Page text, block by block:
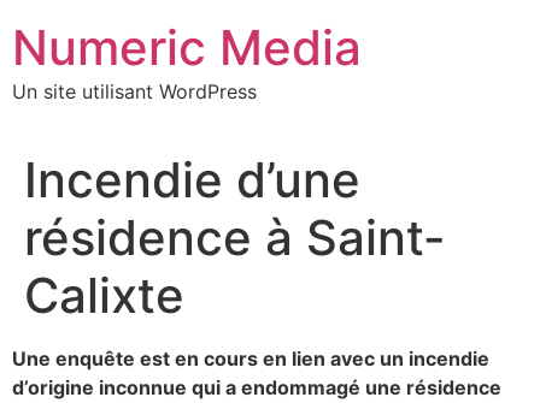
contenu
Numeric Media
Un site utilisant WordPress
Incendie d’une
résidence à Saint-
Calixte
Une enquête est en cours en lien avec un incendie
d’origine inconnue qui a endommagé une résidence